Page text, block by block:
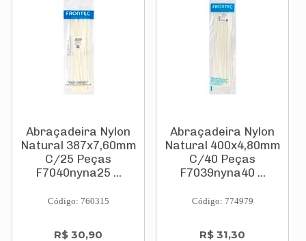
Abraçadeira Nylon
Natural 387x7,60mm
C/25 Peças
F7040nyna25 ...
Código: 760315
R$ 30,90
Abraçadeira Nylon
Natural 400x4,80mm
C/40 Peças
F7039nyna40 ...
Código: 774979
R$ 31,30